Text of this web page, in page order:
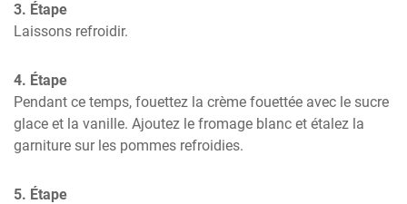
3. Étape
Laissons refroidir.
4. Étape
Pendant ce temps, fouettez la crème fouettée avec le sucre
glace et la vanille. Ajoutez le fromage blanc et étalez la
garniture sur les pommes refroidies.
5. Étape